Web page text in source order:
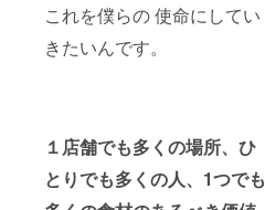
これを僕らの 使命にしてい
きたいんです。
１店舗でも多くの場所、ひ
とりでも多くの人、1つでも